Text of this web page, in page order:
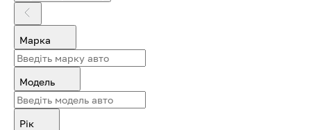
Марка
Модель
Рік